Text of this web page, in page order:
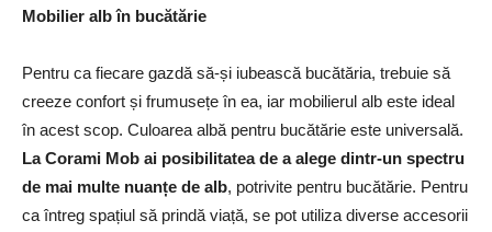
Mobilier alb în bucătărie
Pentru ca fiecare gazdă să-și iubească bucătăria, trebuie să
creeze confort și frumusețe în ea, iar mobilierul alb este ideal
în acest scop. Culoarea albă pentru bucătărie este universală.
La Corami Mob ai posibilitatea de a alege dintr-un spectru
de mai multe nuanțe de alb, potrivite pentru bucătărie. Pentru
ca întreg spațiul să prindă viață, se pot utiliza diverse accesorii